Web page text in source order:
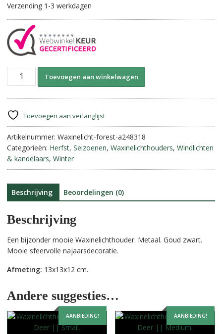
Verzending 1-3 werkdagen
Waxinelichthouder
aantal
Toevoegen aan winkelwagen
n
t
v
Toevoegen aan verlanglijst
Artikelnummer: Waxinelicht-forest-a248318
Categorieën: Herfst, Seizoenen, Waxinelichthouders, Windlichten
& kandelaars, Winter
Beschrijving Beoordelingen (0)
Beschrijving
Een bijzonder mooie Waxinelichthouder. Metaal. Goud zwart.
Mooie sfeervolle najaarsdecoratie.
Afmeting: 13x13x12 cm.
Andere suggesties…
AANBIEDING! AANBIEDING!